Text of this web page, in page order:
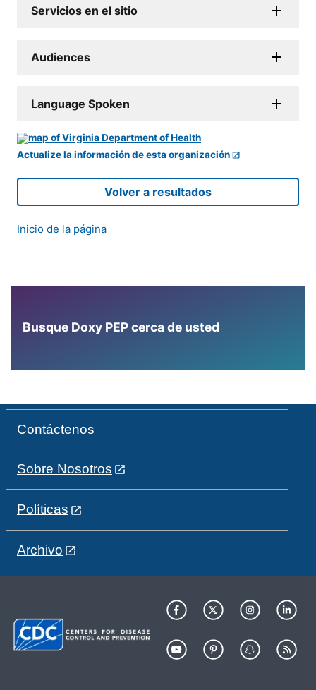
Servicios en el sitio
Audiences
Language Spoken
Actualize la información de esta organización
Volver a resultados
Inicio de la página
Busque Doxy PEP cerca de usted
Contáctenos
Sobre Nosotros
Políticas
Archivo